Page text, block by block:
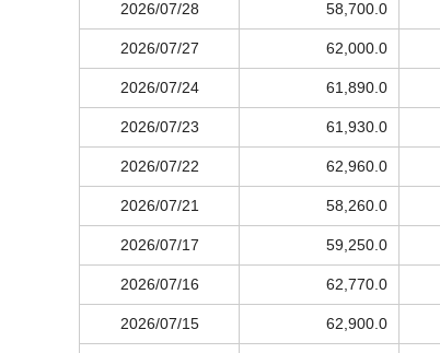
2026/07/28 58,700.0
2026/07/27 62,000.0
2026/07/24 61,890.0
2026/07/23 61,930.0
2026/07/22 62,960.0
2026/07/21 58,260.0
2026/07/17 59,250.0
2026/07/16 62,770.0
2026/07/15 62,900.0